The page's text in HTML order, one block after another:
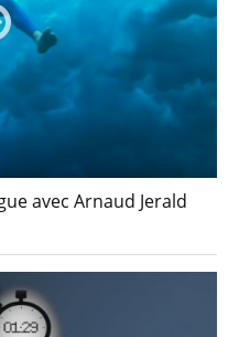
avec Arnaud Jerald